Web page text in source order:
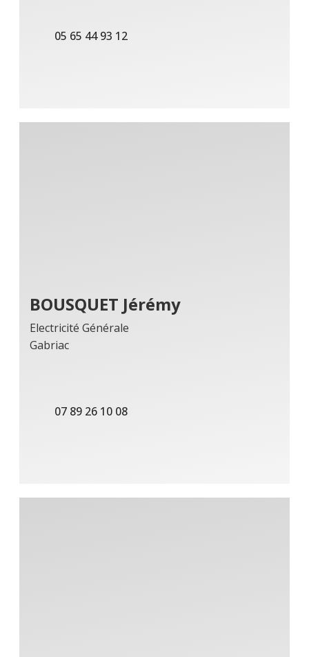
05 65 44 93 12
BOUSQUET Jérémy
Electricité Générale
Gabriac
07 89 26 10 08